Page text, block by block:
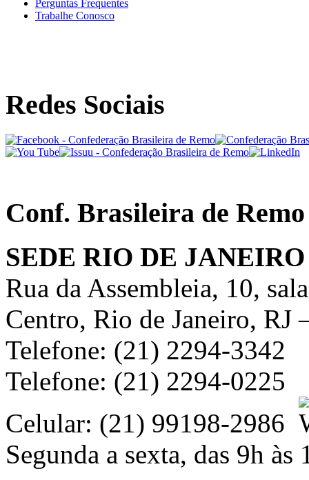
Perguntas Frequentes
Trabalhe Conosco
Redes Sociais
Conf. Brasileira de Remo
SEDE RIO DE JANEIRO
Rua da Assembleia, 10,
Centro, Rio de Janeiro, RJ
Telefone: (21) 2294-3342
Telefone: (21) 2294-0225
Celular: (21) 99198-2986
Segunda a sexta, das 9h às